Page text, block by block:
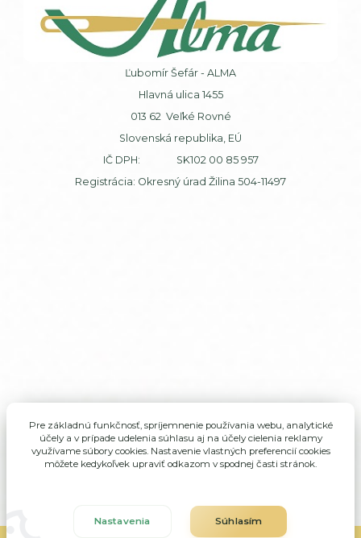
Ľubomír Šefár - ALMA
Hlavná ulica 1455
013 62 Veľké Rovné
Slovenská republika, EÚ
IČ DPH: SK102 00 85 957
Registrácia: Okresný úrad Žilina 504-11497
Pre základnú funkčnosť, spríjemnenie používania webu, analytické
účely a v prípade udelenia súhlasu aj na účely cielenia reklamy
využívame súbory cookies. Nastavenie vlastných preferencií cookies
môžete kedykoľvek upraviť odkazom v spodnej časti stránok.
Nastavenia Súhlasím